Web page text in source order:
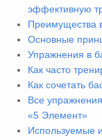
эффективную
Преимущества
Основные
Упражнения в
Как часто
Как сочетать
Все
«5 Элемент»
Используемые